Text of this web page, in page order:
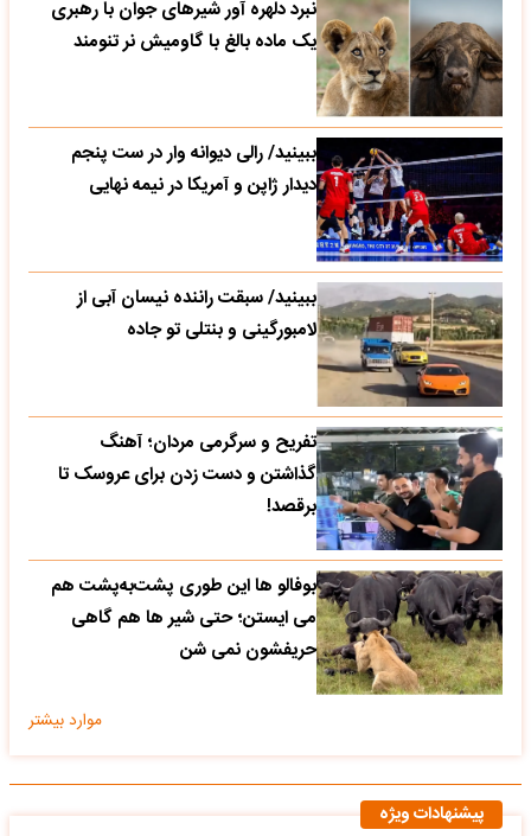
نبرد دلهره آور شیرهای جوان با رهبری
یک ماده بالغ با گاومیش نر تنومند
ببینید/ رالی دیوانه وار در ست پنجم
دیدار ژاپن و آمریکا در نیمه نهایی
ببینید/ سبقت راننده نیسان آبی از
لامبورگینی و بنتلی تو جاده
تفریح و سرگرمی مردان؛ آهنگ
گذاشتن و دست زدن برای عروسک تا
برقصد!
بوفالو ها این‌ طوری پشت‌به‌پشت هم
می‌ ایستن؛ حتی شیر ها هم گاهی
حریفشون نمی‌ شن
موارد بیشتر
پیشنهادات ویژه